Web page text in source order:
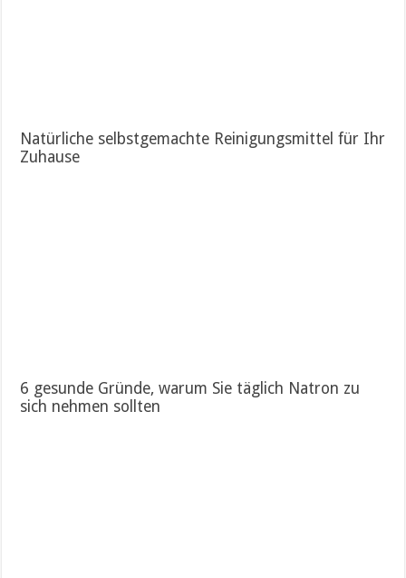
Natürliche selbstgemachte Reinigungsmittel für Ihr
Zuhause
6 gesunde Gründe, warum Sie täglich Natron zu
sich nehmen sollten